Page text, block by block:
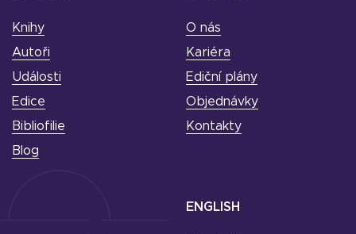
Knihy
Autoři
Události
Edice
Bibliofilie
Blog
O nás
Kariéra
Ediční plány
Objednávky
Kontakty
ENGLISH